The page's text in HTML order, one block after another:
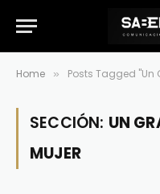
Home » Posts Tagged "Un
SECCIÓN: UN
MUJER